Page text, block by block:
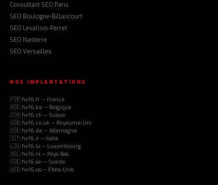
Consultant SEO Paris
SEO Boulogne-Billancourt
SEO Levallois-Perret
SEO Nanterre
SEO Versailles
NOS IMPLANTATIONS
🇫🇷 fw16.fr — France
🇧🇪 fw16.be — Belgique
🇨🇭 fw16.ch — Suisse
🇬🇧 fw16.co.uk — Royaume-Uni
🇩🇪 fw16.de — Allemagne
🇮🇹 fw16.it — Italie
🇱🇺 fw16.lu — Luxembourg
🇳🇱 fw16.nl — Pays-Bas
🇸🇪 fw16.se — Suède
🇺🇸 fw16.us — États-Unis